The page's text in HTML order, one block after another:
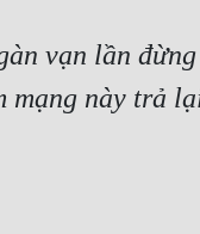
vạn lần đừng
mạng này trả